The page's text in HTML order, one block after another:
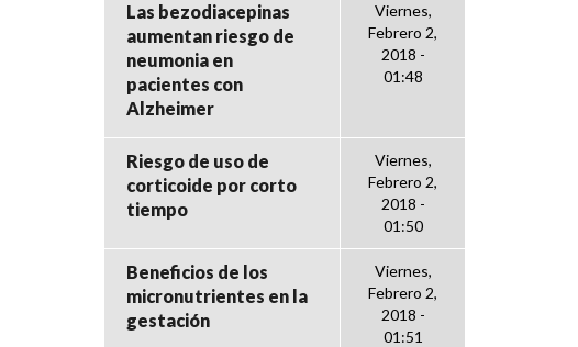
Las bezodiacepinas
aumentan riesgo de
neumonia en
pacientes con
Alzheimer
Viernes,
Febrero 2,
2018 -
01:48
Riesgo de uso de
corticoide por corto
tiempo
Viernes,
Febrero 2,
2018 -
01:50
Beneficios de los
micronutrientes en la
gestación
Viernes,
Febrero 2,
2018 -
01:51